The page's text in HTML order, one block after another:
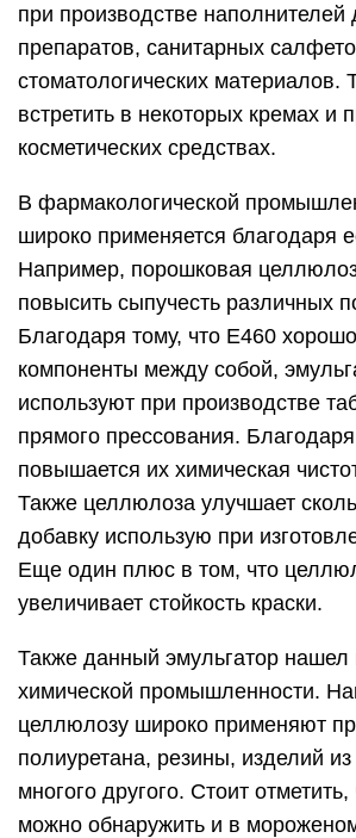
при производстве наполнителей
препаратов, санитарных
стоматологических материалов.
встретить в некоторых кремах и
косметических средствах.
В фармакологической
широко применяется благодаря
Например, порошковая
повысить сыпучесть различных
Благодаря тому, что Е460
компоненты между собой,
используют при производстве
прямого прессования.
повышается их химическая
Также целлюлоза улучшает
добавку использую при
Еще один плюс в том, что
увеличивает стойкость краски.
Также данный эмульгатор нашел
химической промышленности.
целлюлозу широко применяют
полиуретана, резины, изделий
многого другого. Стоит
можно обнаружить и в